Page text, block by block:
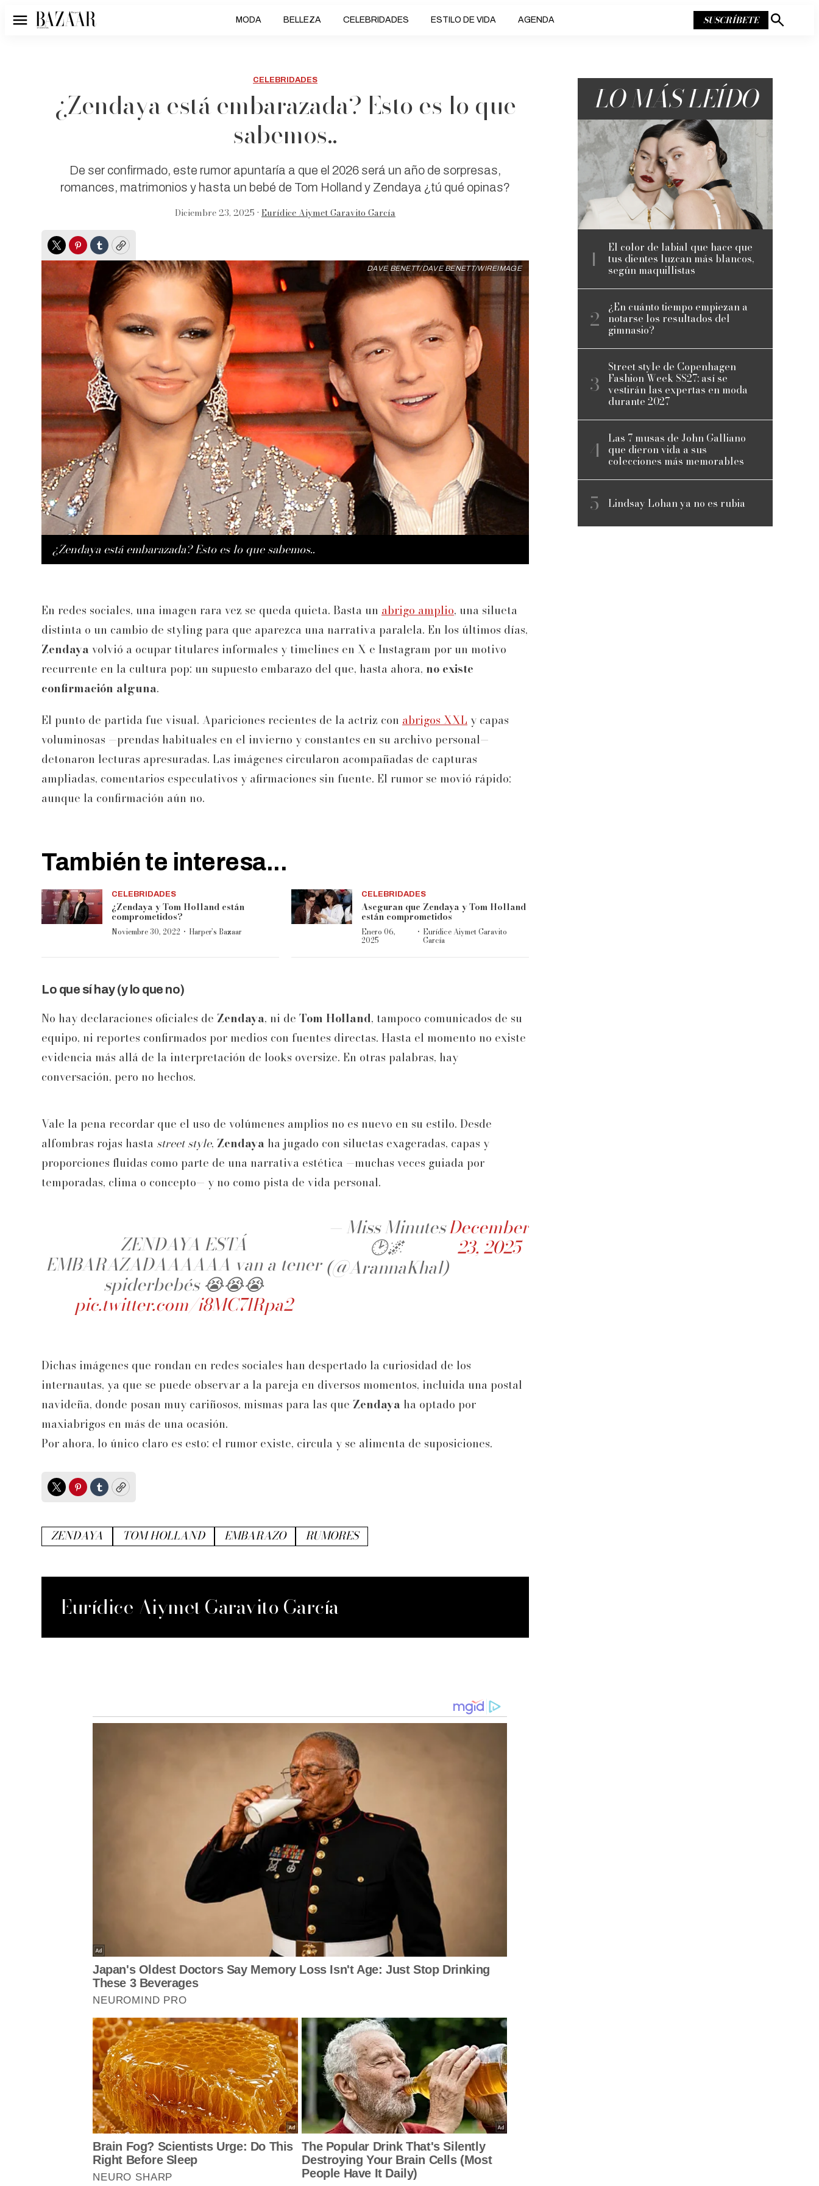
Menú MODA BELLEZA CELEBRIDADES ESTILO DE VIDA AGENDA SUSCRÍBETE
Mostrar
CELEBRIDADES
¿Zendaya está embarazada? Esto es lo que
sabemos..
De ser confirmado, este rumor apuntaría a que el 2026 será un año de sorpresas,
romances, matrimonios y hasta un bebé de Tom Holland y Zendaya ¿tú qué opinas?
Diciembre 23, 2025 • Eurídice Aiymet Garavito García
TwitterPinterest
TumblrCopy
¿Zendaya está embarazada? Esto es lo que sabemos..
DAVE BENETT/DAVE BENETT/WIREIMAGE
En redes sociales, una imagen rara vez se queda quieta. Basta un abrigo amplio, una silueta
distinta o un cambio de styling para que aparezca una narrativa paralela. En los últimos días,
Zendayavolvió a ocupar titulares informales y timelines en X e Instagram por un motivo
recurrente en la cultura pop: un supuesto embarazo del que, hasta ahora, no existe
confirmación alguna.
El punto de partida fue visual. Apariciones recientes de la actriz con abrigos XXL y capas
voluminosas —prendas habituales en el invierno y constantes en su archivo personal—
detonaron lecturas apresuradas. Las imágenes circularon acompañadas de capturas
ampliadas, comentarios especulativos y afirmaciones sin fuente. El rumor se movió rápido;
aunque la confirmación aún no.
También te interesa...
CELEBRIDADES
¿Zendaya y Tom Holland están
comprometidos?
Noviembre 30, 2022 · Harper’s Bazaar
CELEBRIDADES
Aseguran que Zendaya y Tom Holland
están comprometidos
Enero 06,
2025 · Eurídice Aiymet Garavito
García
Lo que sí hay (y lo que no)
No hay declaraciones oficiales de Zendaya, ni de Tom Holland, tampoco comunicados de su
equipo, ni reportes confirmados por medios con fuentes directas. Hasta el momento no existe
evidencia más allá de la interpretación de looks oversize. En otras palabras, hay
conversación, pero no hechos.
Vale la pena recordar que el uso de volúmenes amplios no es nuevo en su estilo. Desde
alfombras rojas hasta street style, Zendaya ha jugado con siluetas exageradas, capas y
proporciones fluidas como parte de una narrativa estética —muchas veces guiada por
temporadas, clima o concepto— y no como pista de vida personal.
ZENDAYA ESTÁ
EMBARAZADAAAAAA van a tener
spiderbebés 😭😭😭
pic.twitter.com/i8MC7lRpa2
— Miss Minutes
🕑🌌
(@ArannaKhal)
December
23, 2025
Dichas imágenes que rondan en redes sociales han despertado la curiosidad de los
internautas, ya que se puede observar a la pareja en diversos momentos, incluida una postal
navideña, donde posan muy cariñosos, mismas para las que Zendaya ha optado por
maxiabrigos en más de una ocasión.
Por ahora, lo único claro es esto: el rumor existe, circula y se alimenta de suposiciones.
TwitterPinterest
TumblrCopy
ZENDAYA TOM HOLLAND EMBARAZO RUMORES
Eurídice Aiymet Garavito García
LO MÁS LEÍDO
El color de labial que hace que
tus dientes luzcan más blancos,
según maquillistas
¿En cuánto tiempo empiezan a
notarse los resultados del
gimnasio?
Street style de Copenhagen
Fashion Week SS27: así se
vestirán las expertas en moda
durante 2027
Las 7 musas de John Galliano
que dieron vida a sus
colecciones más memorables
Lindsay Lohan ya no es rubia